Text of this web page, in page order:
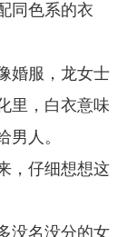
同色系的衣
婚服，龙女士
里，白衣意味
男人。
，仔细想想这
没名没分的女